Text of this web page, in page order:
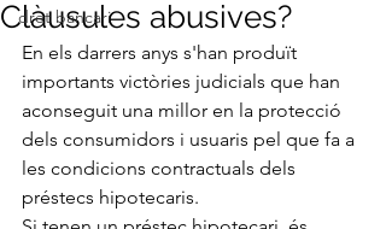
dret bancari
Clàusules abusives?
En els darrers anys s'han produït
importants victòries judicials que han
aconseguit una millor en la protecció
dels consumidors i usuaris pel que fa a
les condicions contractuals dels
préstecs hipotecaris.